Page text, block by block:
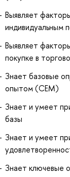
Выявляет
индивидуальным
Выявляет
покупке в
Знает базовые
опытом (СЕМ)
Знает и умеет
базы
Знает и умеет
Знает ключевые